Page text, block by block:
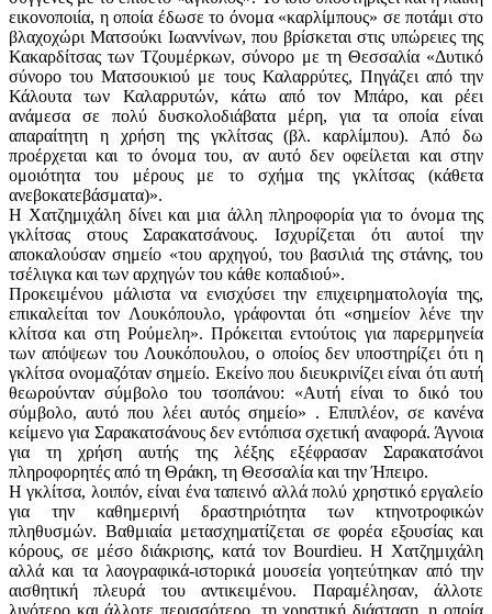
εικονοποιία, η οποία έδωσε το όνομα «καρλίμπους» σε ποτάμι στο
βλαχοχώρι Ματσούκι Ιωαννίνων, που βρίσκεται στις υπώρειες της
Κακαρδίτσας των Τζουμέρκων, σύνορο με τη Θεσσαλία «Δυτικό
σύνορο του Ματσουκιού με τους Καλαρρύτες, Πηγάζει από την
Κάλουτα των Καλαρρυτών, κάτω από τον Μπάρο, και ρέει
ανάμεσα σε πολύ δυσκολοδιάβατα μέρη, για τα οποία είναι
απαραίτητη η χρήση της γκλίτσας (βλ. καρλίμπου). Από δω
προέρχεται και το όνομα του, αν αυτό δεν οφείλεται και στην
ομοιότητα του μέρους με το σχήμα της γκλίτσας (κάθετα
ανεβοκατεβάσματα)».
Η Χατζημιχάλη δίνει και μια άλλη πληροφορία για το όνομα της
γκλίτσας στους Σαρακατσάνους. Ισχυρίζεται ότι αυτοί την
αποκαλούσαν σημείο «του αρχηγού, του βασιλιά της στάνης, του
τσέλιγκα και των αρχηγών του κάθε κοπαδιού».
Προκειμένου μάλιστα να ενισχύσει την επιχειρηματολογία της,
επικαλείται τον Λουκόπουλο, γράφονται ότι «σημείον λένε την
κλίτσα και στη Ρούμελη». Πρόκειται εντούτοις για παρερμηνεία
των απόψεων του Λουκόπουλου, ο οποίος δεν υποστηρίζει ότι η
γκλίτσα ονομαζόταν σημείο. Εκείνο που διευκρινίζει είναι ότι αυτή
θεωρούνταν σύμβολο του τσοπάνου: «Αυτή είναι το δικό του
σύμβολο, αυτό που λέει αυτός σημείο» . Επιπλέον, σε κανένα
κείμενο για Σαρακατσάνους δεν εντόπισα σχετική αναφορά. Άγνοια
για τη χρήση αυτής της λέξης εξέφρασαν Σαρακατσάνοι
πληροφορητές από τη Θράκη, τη Θεσσαλία και την Ήπειρο.
Η γκλίτσα, λοιπόν, είναι ένα ταπεινό αλλά πολύ χρηστικό εργαλείο
για την καθημερινή δραστηριότητα των κτηνοτροφικών
πληθυσμών. Βαθμιαία μετασχηματίζεται σε φορέα εξουσίας και
κόρους, σε μέσο διάκρισης, κατά τον Bourdieu. Η Χατζημιχάλη
αλλά και τα λαογραφικά-ιστορικά μουσεία γοητεύτηκαν από την
αισθητική πλευρά του αντικειμένου. Παραμέλησαν, άλλοτε
λιγότερο και άλλοτε περισσότερο, τη χρηστική διάσταση, η οποία